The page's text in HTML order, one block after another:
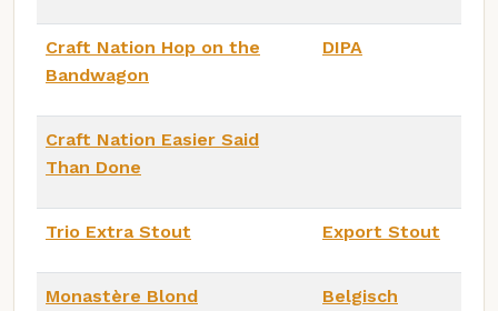
Craft Nation Hop on the
Bandwagon
DIPA
Craft Nation Easier Said
Than Done
Trio Extra Stout Export Stout
Monastère Blond
Belgisch